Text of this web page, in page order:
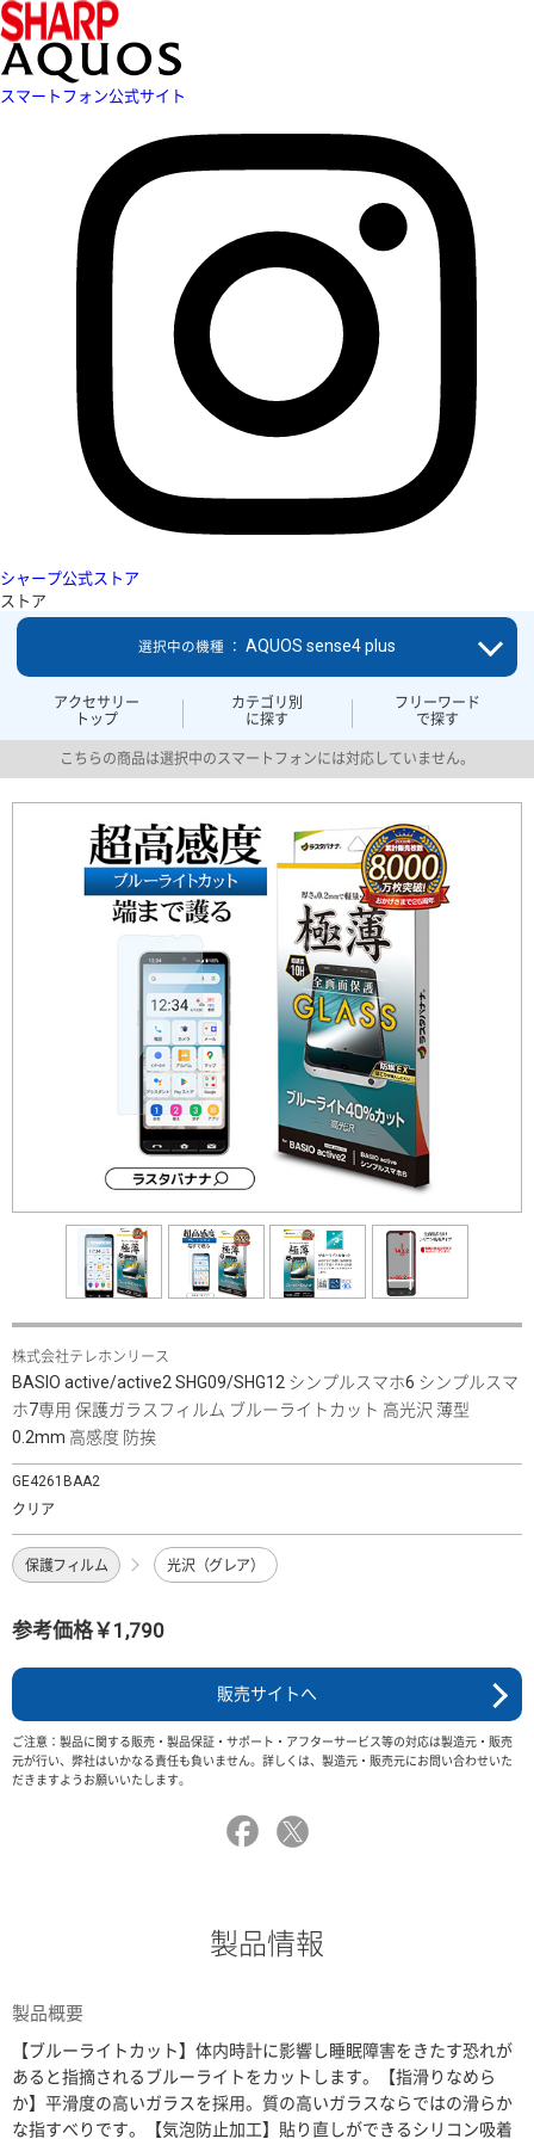
スマートフォン公式サイト
シャープ公式ストア
ストア
アクセサリー
トップ
カテゴリ別
に探す
フリーワード
で探す
選択中の機種 ： AQUOS sense4 plus
こちらの商品は選択中のスマートフォンには対応していません。
株式会社テレホンリース
BASIO active/active2 SHG09/SHG12 シンプルスマホ6 シンプルスマ
ホ7専用 保護ガラスフィルム ブルーライトカット 高光沢 薄型
0.2mm 高感度 防挨
GE4261BAA2
クリア
保護フィルム 光沢（グレア）
参考価格￥1,790
販売サイトへ
ご注意：製品に関する販売・製品保証・サポート・アフターサービス等の対応は製造元・販売
元が行い、弊社はいかなる責任も負いません。詳しくは、製造元・販売元にお問い合わせいた
だきますようお願いいたします。
製品情報
製品概要
【ブルーライトカット】体内時計に影響し睡眠障害をきたす恐れが
あると指摘されるブルーライトをカットします。【指滑りなめら
か】平滑度の高いガラスを採用。質の高いガラスならではの滑らか
な指すべりです。【気泡防止加工】貼り直しができるシリコン吸着